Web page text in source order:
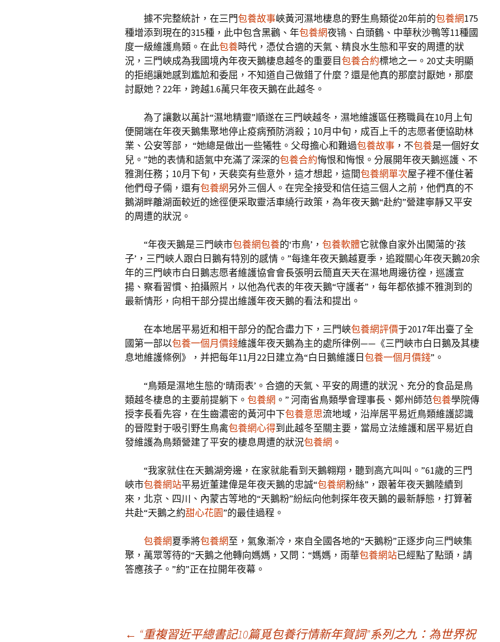
據不完整統計，在三門包養故事峽黃河濕地棲息的野生鳥類從20年前的包養網175
種增添到現在的315種，此中包含黑鸛、年包養網夜鴇、白頭鶴、中華秋沙鴨等11種國
度一級維護鳥類。在此包養時代，憑仗合適的天氣、精良水生態和平安的周遭的狀
況，三門峽成為我國境內年夜天鵝棲息越冬的重要目包養合約標地之一。20丈夫明顯
的拒絕讓她感到尷尬和委屈，不知道自己做錯了什麼？還是他真的那麼討厭她，那麼
討厭她？22年，跨越1.6萬只年夜天鵝在此越冬。
為了讓數以萬計“濕地精靈”順遂在三門峽越冬，濕地維護區任務職員在10月上旬
便開端在年夜天鵝集聚地停止疫病預防消殺；10月中旬，成百上千的志愿者便協助林
業、公安等部， “她總是做出一些犧牲。父母擔心和難過包養故事 ，不包養是一個好女
兒。”她的表情和語氣中充滿了深深的包養合約悔恨和悔恨。分展開年夜天鵝巡護、不
雅測任務；10月下旬，天裴奕有些意外，這才想起，這間包養網單次屋子裡不僅住著
他們母子倆，還有包養網另外三個人。在完全接受和信任這三個人之前，他們真的不
鵝湖畔離湖面較近的途徑便采取靈活車繞行政策，為年夜天鵝“赴約”營建寧靜又平安
的周遭的狀況。
“年夜天鵝是三門峽市包養網包養的‘市鳥’， 包養軟體它就像自家外出闖蕩的‘孩
子’，三門峽人跟白日鵝有特別的感情。”每逢年夜天鵝越夏季，追蹤關心年夜天鵝20余
年的三門峽市白日鵝志愿者維護協會會長張明云簡直天天在濕地周邊彷徨，巡護宣
揚、察看習慣、拍攝照片，以他為代表的年夜天鵝“守護者”，每年都依據不雅測到的
最新情形，向相干部分提出維護年夜天鵝的看法和提出。
在本地居平易近和相干部分的配合盡力下，三門峽包養網評價于2017年出臺了全
國第一部以包養一個月價錢維護年夜天鵝為主的處所律例——《三門峽市白日鵝及其棲
息地維護條例》，并把每年11月22日建立為“白日鵝維護日 包養一個月價錢”。
“鳥類是濕地生態的‘晴雨表’。合適的天氣、平安的周遭的狀況、充分的食品是鳥
類越冬棲息的主要前提躺下。 包養網 。” 河南省鳥類學會理事長、鄭州師范包養學院傳
授李長看先容，在生齒濃密的黃河中下包養意思流地域，沿岸居平易近鳥類維護認識
的晉陞對于吸引野生鳥禽包養網心得到此越冬至關主要，當局立法維護和居平易近自
發維護為鳥類營建了平安的棲息周遭的狀況包養網 。
“我家就住在天鵝湖旁邊，在家就能看到天鵝翱翔，聽到高亢叫叫。”61歲的三門
峽市包養網站平易近董建偉是年夜天鵝的忠誠“包養網粉絲”，跟著年夜天鵝陸續到
來，北京、四川、內蒙古等地的“天鵝粉”紛紜向他刺探年夜天鵝的最新靜態，打算著
共赴“天鵝之約甜心花園”的最佳過程。
包養網夏季將包養網至，氣象漸冷，來自全國各地的“天鵝粉”正逐步向三門峽集
聚，萬眾等待的“天鵝之他轉向媽媽，又問：“媽媽，雨華包養網站已經點了點頭，請
答應孩子。”約”正在拉開年夜幕。
← “重複習近平總書記10篇覓包養行情新年賀詞”系列之九：為世界祝